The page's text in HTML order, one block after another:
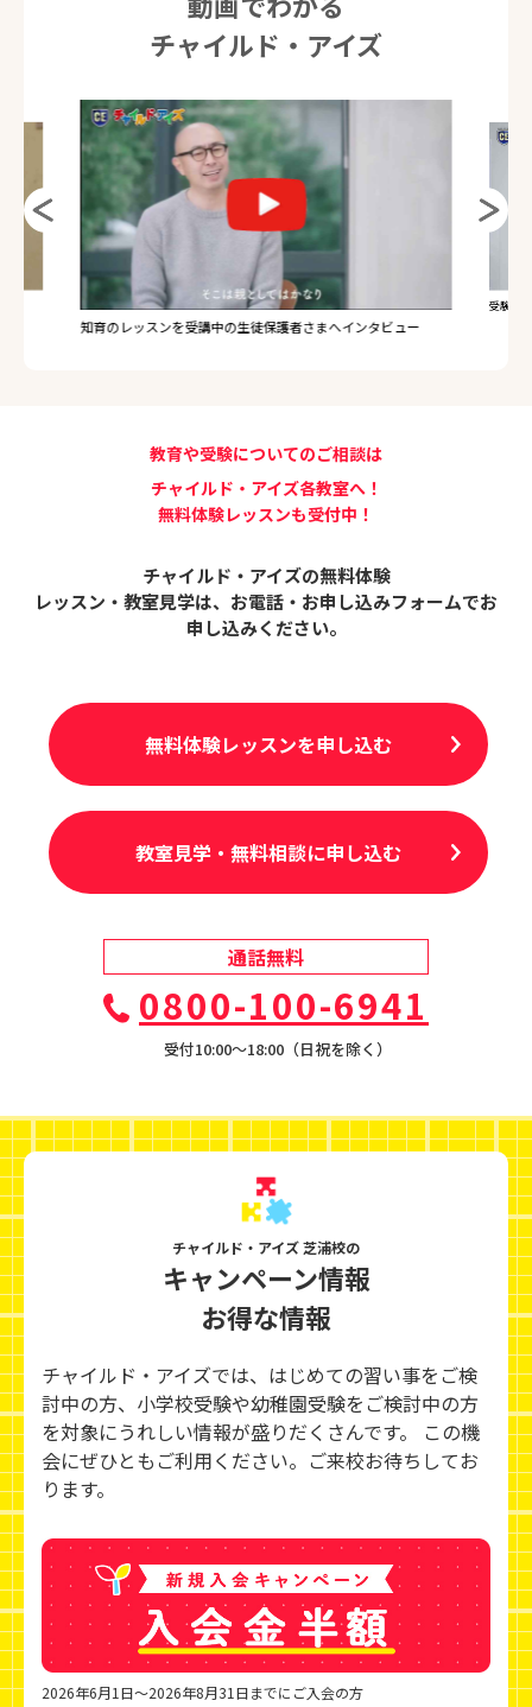
チャイルド・アイズ
知育のレッスンを受講中の生徒保護者さまへインタビュー
受験の
教育や受験についてのご相談は
チャイルド・アイズ各教室へ！
無料体験レッスンも受付中！
チャイルド・アイズの無料体験
レッスン・教室見学は、 お電話・お申し込みフォームでお
申し込みください。
無料体験レッスンを申し込む
教室見学・無料相談に申し込む
通話無料
0800-100-6941
受付10:00〜18:00（日祝を除く）
チャイルド・アイズ 芝浦校の
キャンペーン情報
お得な情報
チャイルド・アイズでは、はじめての習い事をご検
討中の方、小学校受験や幼稚園受験をご検討中の方
を対象にうれしい情報が盛りだくさんです。 この機
会にぜひともご利用ください。ご来校お待ちしてお
ります。
2026年6月1日～2026年8月31日までにご入会の方